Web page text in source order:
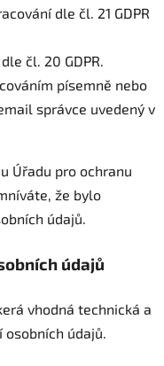
dle čl. 21 GDPR
čl. 20 GDPR.
písemně nebo
správce uvedený v
Úřadu pro ochranu
že bylo
údajů.
údajů
vhodná technická a
údajů.